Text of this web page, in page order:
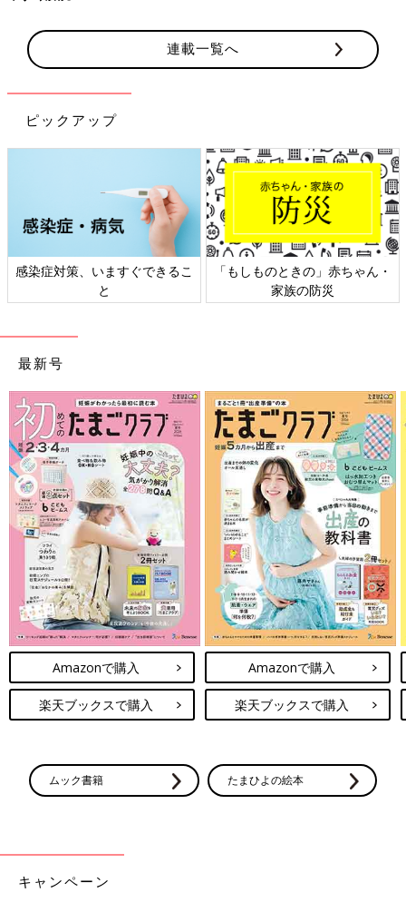
連載一覧へ
ピックアップ
感染症対策、いますぐできるこ
と
「もしものときの」赤ちゃん・
家族の防災
最新号
Amazonで購入
楽天ブックスで購入
Amazonで購入
楽天ブックスで購入
ムック書籍 たまひよの絵本
キャンペーン